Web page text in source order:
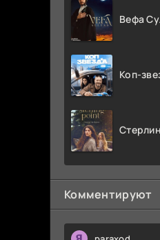
Вефа
Коп-
Комментируют